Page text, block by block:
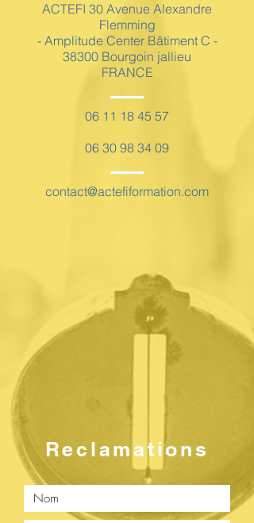
ACTEFI 30 Avenue Alexandre
Flemming
- Amplitude Center Bâtiment C -
38300 Bourgoin jallieu
FRANCE
06 11 18 45 57
06 30 98 34 09
contact@actefiformation.com
Reclamations